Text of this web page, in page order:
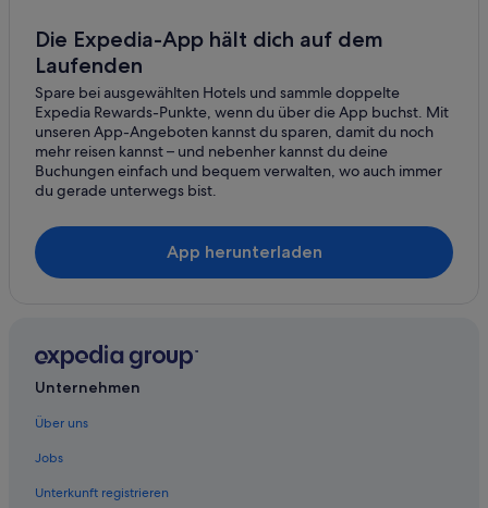
Familien in Pörtschach am Wörthersee
Golf in Pörtschach am Wörthersee
Günstige in Pörtschach am Wörthersee
Hotels mit Fitnessbereich in Pörtschach am Wörthersee
Hotels mit Frühstück in Pörtschach am Wörthersee
Hotels mit Pool in Pörtschach am Wörthersee
Hotels mit Whirlpool in Pörtschach am Wörthersee
Luxus in Pörtschach am Wörthersee
Landhotels in Pörtschach am Wörthersee
Pensionen in Pörtschach am Wörthersee
Villen in Pörtschach am Wörthersee
Ferienwohnungen in Reifnitz
Campingplätze in Reifnitz
Die Expedia-App hält dich auf dem
Laufenden
Spare bei ausgewählten Hotels und sammle doppelte
Expedia Rewards-Punkte, wenn du über die App buchst. Mit
unseren App-Angeboten kannst du sparen, damit du noch
mehr reisen kannst – und nebenher kannst du deine
Buchungen einfach und bequem verwalten, wo auch immer
du gerade unterwegs bist.
App herunterladen
Unternehmen
Über uns
Jobs
Unterkunft registrieren